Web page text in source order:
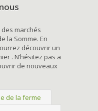
marchés
la Somme. En
découvrir un
. N’hésitez pas a
de nouveaux
de la ferme